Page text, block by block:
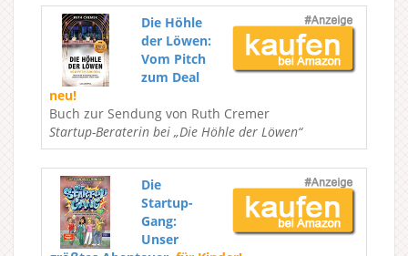
Die Höhle
der Löwen:
Vom Pitch
zum Deal
neu!
Buch zur Sendung von Ruth Cremer
Startup-Beraterin bei „Die Höhle der Löwen“
Die
Startup-
Gang:
Unser